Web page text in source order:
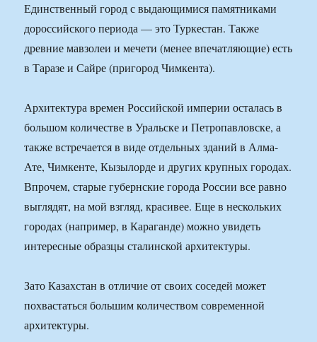
Единственный город с выдающимися памятниками
дороссийского периода — это Туркестан. Также
древние мавзолеи и мечети (менее впечатляющие) есть
в Таразе и Сайре (пригород Чимкента).
Архитектура времен Российской империи осталась в
большом количестве в Уральске и Петропавловске, а
также встречается в виде отдельных зданий в Алма-
Ате, Чимкенте, Кызылорде и других крупных городах.
Впрочем, старые губернские города России все равно
выглядят, на мой взгляд, красивее. Еще в нескольких
городах (например, в Караганде) можно увидеть
интересные образцы сталинской архитектуры.
Зато Казахстан в отличие от своих соседей может
похвастаться большим количеством современной
архитектуры.